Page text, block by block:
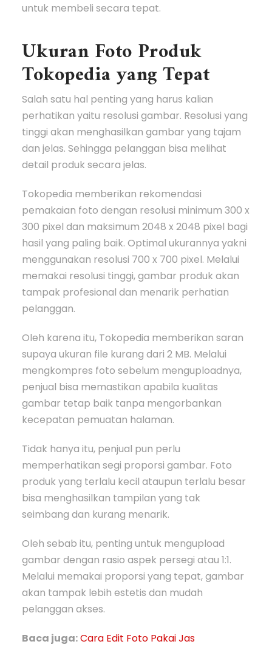
untuk membeli secara tepat.
Ukuran Foto Produk
Tokopedia yang Tepat
Salah satu hal penting yang harus kalian
perhatikan yaitu resolusi gambar. Resolusi yang
tinggi akan menghasilkan gambar yang tajam
dan jelas. Sehingga pelanggan bisa melihat
detail produk secara jelas.
Tokopedia memberikan rekomendasi
pemakaian foto dengan resolusi minimum 300 x
300 pixel dan maksimum 2048 x 2048 pixel bagi
hasil yang paling baik. Optimal ukurannya yakni
menggunakan resolusi 700 x 700 pixel. Melalui
memakai resolusi tinggi, gambar produk akan
tampak profesional dan menarik perhatian
pelanggan.
Oleh karena itu, Tokopedia memberikan saran
supaya ukuran file kurang dari 2 MB. Melalui
mengkompres foto sebelum menguploadnya,
penjual bisa memastikan apabila kualitas
gambar tetap baik tanpa mengorbankan
kecepatan pemuatan halaman.
Tidak hanya itu, penjual pun perlu
memperhatikan segi proporsi gambar. Foto
produk yang terlalu kecil ataupun terlalu besar
bisa menghasilkan tampilan yang tak
seimbang dan kurang menarik.
Oleh sebab itu, penting untuk mengupload
gambar dengan rasio aspek persegi atau 1:1.
Melalui memakai proporsi yang tepat, gambar
akan tampak lebih estetis dan mudah
pelanggan akses.
Baca juga:Cara Edit Foto Pakai Jas